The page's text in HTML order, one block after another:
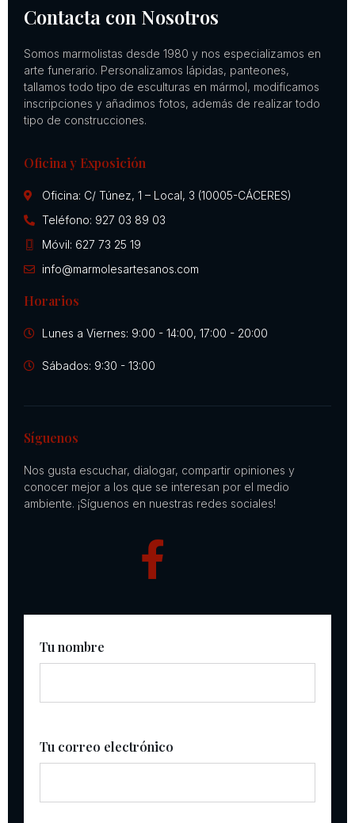
Contacta con Nosotros
Somos marmolistas desde 1980 y nos especializamos en
arte funerario. Personalizamos lápidas, panteones,
tallamos todo tipo de esculturas en mármol, modificamos
inscripciones y añadimos fotos, además de realizar todo
tipo de construcciones.
Oficina y Exposición
Oficina: C/ Túnez, 1 – Local, 3 (10005-CÁCERES)
Teléfono: 927 03 89 03
Móvil: 627 73 25 19
info@marmolesartesanos.com
Horarios
Lunes a Viernes: 9:00 - 14:00, 17:00 - 20:00
Sábados: 9:30 - 13:00
Síguenos
Nos gusta escuchar, dialogar, compartir opiniones y
conocer mejor a los que se interesan por el medio
ambiente. ¡Síguenos en nuestras redes sociales!
Tu nombre
Tu correo electrónico